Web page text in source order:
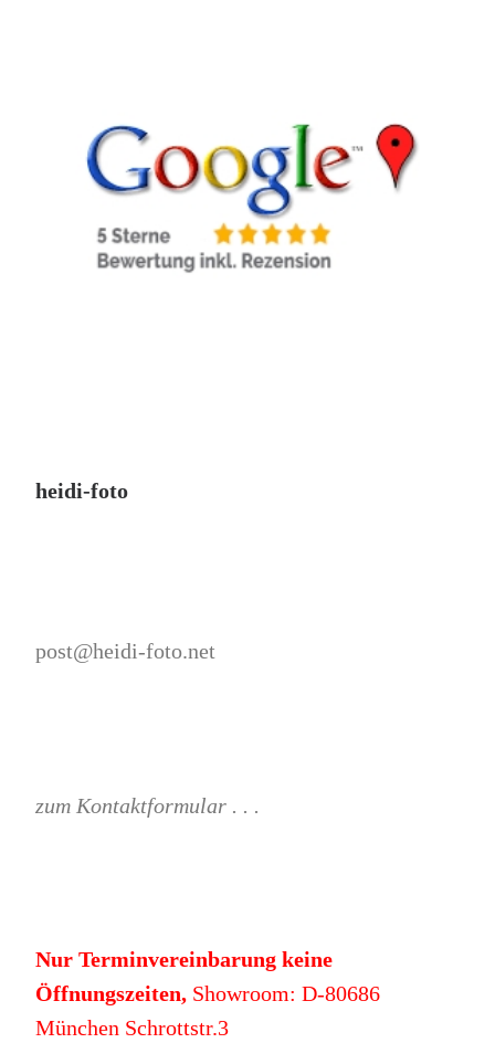
heidi-foto
post@heidi-foto.net
zum Kontaktformular . . .
Nur Terminvereinbarung keine
Öffnungszeiten,Showroom: D-80686
München Schrottstr.3